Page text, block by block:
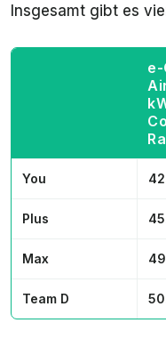
Insgesamt gibt es
e-
You
Plus
Max
Team D